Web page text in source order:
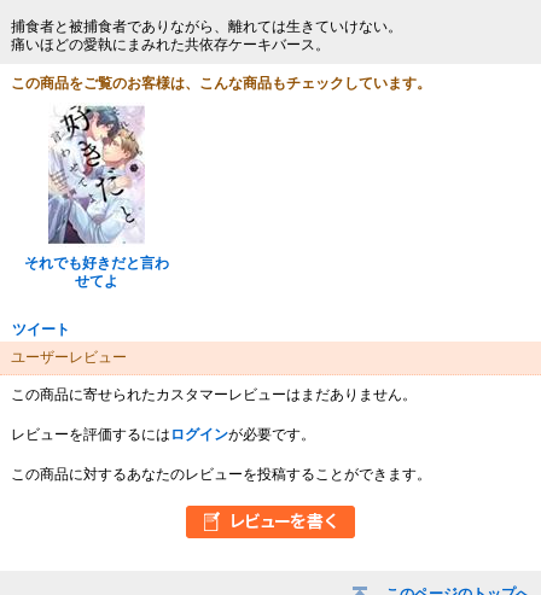
捕食者と被捕食者でありながら、離れては生きていけない。
痛いほどの愛執にまみれた共依存ケーキバース。
この商品をご覧のお客様は、こんな商品もチェックしています。
それでも好きだと言わ
せてよ
ツイート
ユーザーレビュー
この商品に寄せられたカスタマーレビューはまだありません。
レビューを評価するには ログインが必要です。
この商品に対するあなたのレビューを投稿することができます。